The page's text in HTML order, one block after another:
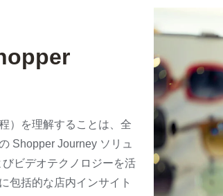
）を理解することは、全
Shopper Journey ソリュ
ビデオテクノロジーを活
包括的な店内インサイト